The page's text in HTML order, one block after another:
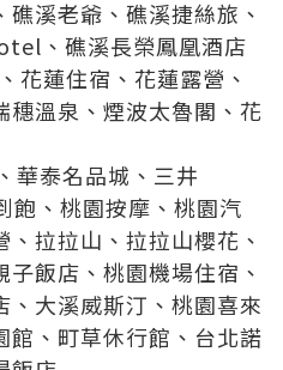
礁溪老爺 、 礁溪捷絲旅 、
、 礁溪長榮鳳凰酒店
、 花蓮住宿 、 花蓮露營 、
穗溫泉 、 煙波太魯閣 、 花
、 華泰名品城 、 三井
飽 、 桃園按摩 、 桃園汽
、 拉拉山 、 拉拉山櫻花 、
子飯店 、 桃園機場住宿 、
、 大溪威斯汀 、 桃園喜來
館 、 町草休行館 、 台北諾